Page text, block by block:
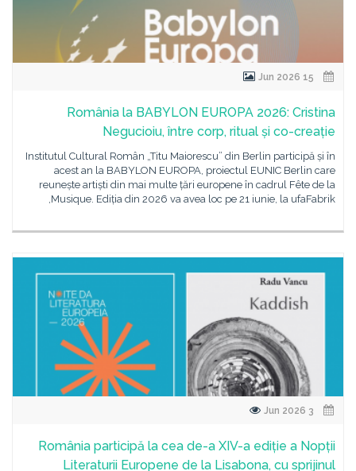
România la BABYLON EUROPA 2026: Cristina
Negucioiu, între corp, ritual și co-creație
Institutul Cultural Român „Titu Maiorescu” din Berlin participă și în
acest an la BABYLON EUROPA, proiectul EUNIC Berlin care
reunește artiști din mai multe țări europene în cadrul Fête de la
Musique. Ediția din 2026 va avea loc pe 21 iunie, la ufaFabrik,
România participă la cea de-a XIV-a ediție a Nopții
Literaturii Europene de la Lisabona, cu sprijinul